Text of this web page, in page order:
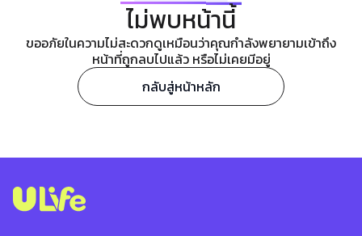
ไม่พบหน้านี้
ขออภัยในความไม่สะดวกดูเหมือนว่าคุณกำลังพยายามเข้าถึง
หน้าที่ถูกลบไปแล้ว หรือไม่เคยมีอยู่
กลับสู่หน้าหลัก